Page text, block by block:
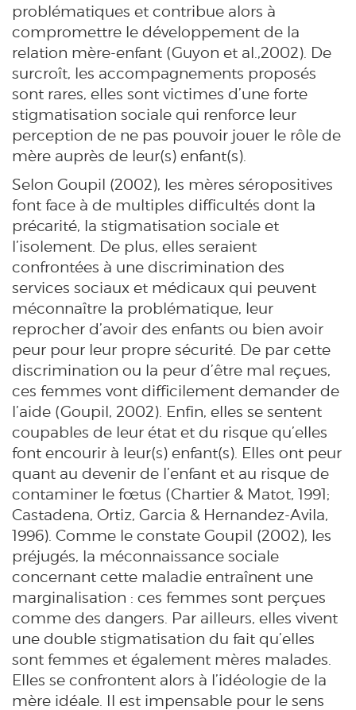
problématiques et contribue alors à
compromettre le développement de la
relation mère-enfant (Guyon et al.,2002). De
surcroît, les accompagnements proposés
sont rares, elles sont victimes d’une forte
stigmatisation sociale qui renforce leur
perception de ne pas pouvoir jouer le rôle de
mère auprès de leur(s) enfant(s).
Selon Goupil (2002), les mères séropositives
font face à de multiples difficultés dont la
précarité, la stigmatisation sociale et
l’isolement. De plus, elles seraient
confrontées à une discrimination des
services sociaux et médicaux qui peuvent
méconnaître la problématique, leur
reprocher d’avoir des enfants ou bien avoir
peur pour leur propre sécurité. De par cette
discrimination ou la peur d’être mal reçues,
ces femmes vont difficilement demander de
l’aide (Goupil, 2002). Enfin, elles se sentent
coupables de leur état et du risque qu’elles
font encourir à leur(s) enfant(s). Elles ont peur
quant au devenir de l’enfant et au risque de
contaminer le fœtus (Chartier & Matot, 1991;
Castadena, Ortiz, Garcia & Hernandez-Avila,
1996). Comme le constate Goupil (2002), les
préjugés, la méconnaissance sociale
concernant cette maladie entraînent une
marginalisation : ces femmes sont perçues
comme des dangers. Par ailleurs, elles vivent
une double stigmatisation du fait qu’elles
sont femmes et également mères malades.
Elles se confrontent alors à l’idéologie de la
mère idéale. Il est impensable pour le sens